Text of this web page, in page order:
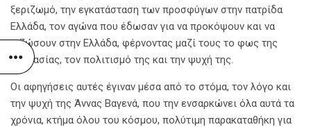
ξεριζωμό, την εγκατάσταση των προσφύγων στην πατρίδα
Ελλάδα, τον αγώνα που έδωσαν για να προκόψουν και να
ριζώσουν στην Ελλάδα, φέρνοντας μαζί τους το φως της
Μικρασίας, τον πολιτισμό της και την ψυχή της.
Οι αφηγήσεις αυτές έγιναν μέσα από το στόμα, τον λόγο και
την ψυχή της Άννας Βαγενά, που την ενσαρκώνει όλα αυτά τα
χρόνια, κτήμα όλου του κόσμου, πολύτιμη παρακαταθήκη για